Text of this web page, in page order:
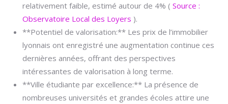
relativement faible, estimé autour de 4% ( Source :
Observatoire Local des Loyers ).
**Potentiel de valorisation:** Les prix de l’immobilier
lyonnais ont enregistré une augmentation continue ces
dernières années, offrant des perspectives
intéressantes de valorisation à long terme.
**Ville étudiante par excellence:** La présence de
nombreuses universités et grandes écoles attire une